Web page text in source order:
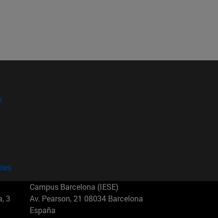
3
Campus Barcelona (IESE)
Av. Pearson, 21 08034 Barcelona
España